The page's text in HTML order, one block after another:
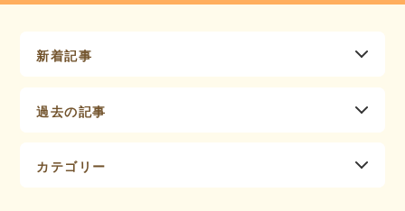
新着記事
過去の記事
カテゴリー